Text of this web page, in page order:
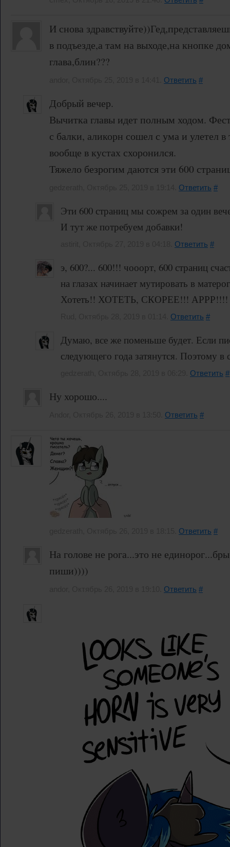
И снова
в подъезде,а там на выходе,на кнопке
глава,блин???
Ответить #
Добрый вечер.
Вычитка главы идет полным ходом.
с балки, аликорн сошел с ума и улетел в
вообще в кустах схоронился.
Тяжело безрогим даются эти 600
Ответить #
Эти 600 страниц мы сожрем за один
И тут же потребуем добавки!
Ответить #
э, 600?... 600!!! чооорт, 600 страниц
на глазах начинает мутировать в
Хотеть!! ХОТЕТЬ, СКОРЕЕ!!!
Ответить #
Думаю, все же поменьше будет. Если
следующего года затянутся. Поэтому
Ответить #
Ну хорошо....
Ответить #
Ответить #
На голове не рога...это не
пиши))))
Ответить #